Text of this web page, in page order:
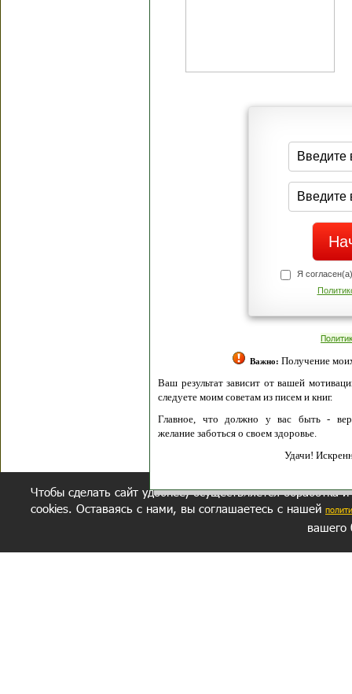
Я
Важно: Получение
Ваш результат зависит от вашей
следуете моим советам из писем и книг.
Главное, что должно у вас быть -
желание заботься о своем здоровье.
Удачи!
Чтобы сделать сайт удобнее, осуществляется обработка
cookies. Оставаясь с нами, вы соглашаетесь с нашей
вашего